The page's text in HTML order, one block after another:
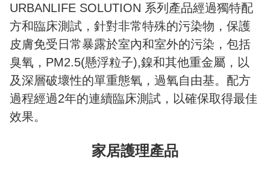
URBANLIFE SOLUTION 系列產品經過獨特配
方和臨床測試，針對非常特殊的污染物，保護
皮膚免受日常暴露於室內和室外的污染，包括
臭氧，PM2.5(懸浮粒子),鎳和其他重金屬，以
及深層破壞性的單重態氧，過氧自由基。配方
過程經過2年的連續臨床測試，以確保取得最佳
效果。
家居護理產品